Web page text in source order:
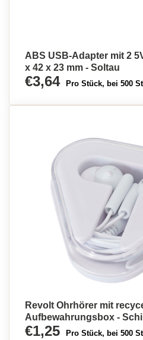
ABS USB-Adapter mit 2
x 42 x 23 mm - Soltau
€3,64 Pro Stück, bei 500
Revolt Ohrhörer mit
Aufbewahrungsbox -
€1,25 Pro Stück, bei 500